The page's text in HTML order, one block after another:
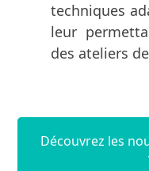
techniques
leur
des ateliers
Découvrez les